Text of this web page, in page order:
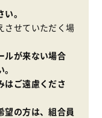
。
させていただく場
ルが来ない場合
はご遠慮くださ
望の方は、組合員